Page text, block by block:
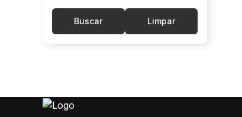
Buscar Limpar